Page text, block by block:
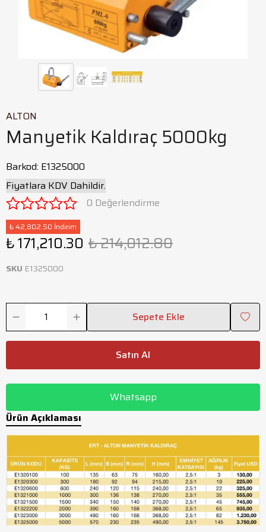
ALTON
Manyetik Kaldıraç 5000kg
Barkod: E1325000
Fiyatlara KDV Dahildir.
0 Değerlendirme
₺ 42,802.50 İndirim
₺ 171,210.30 ₺ 214,012.80
SKU E1325000
Sepete Ekle
Satın Al
Whatsapp
Ürün Açıklaması